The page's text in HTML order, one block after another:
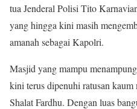
tua Jenderal Polisi Tito
yang hingga kini masih
amanah sebagai Kapolri.
Masjid yang mampu
kini terus dipenuhi ratusan
Shalat Fardhu. Dengan luas